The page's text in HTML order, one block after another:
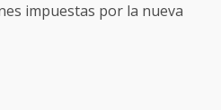
impuestas por la nueva